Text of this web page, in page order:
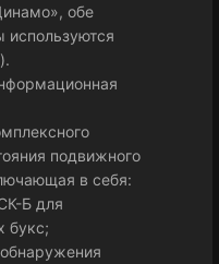
обе
используются
подвижного
в себя:
Б для
букс;